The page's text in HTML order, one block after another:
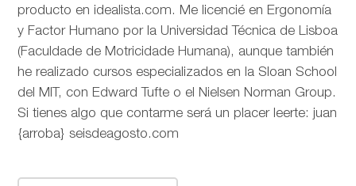
producto en idealista.com. Me licencié en Ergonomía
y Factor Humano por la Universidad Técnica de Lisboa
(Faculdade de Motricidade Humana), aunque también
he realizado cursos especializados en la Sloan School
del MIT, con Edward Tufte o el Nielsen Norman Group.
Si tienes algo que contarme será un placer leerte: juan
{arroba} seisdeagosto.com